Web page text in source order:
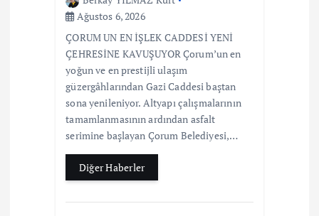
Ağustos 6, 2026
ÇORUM UN EN İŞLEK CADDESİ YENİ
ÇEHRESİNE KAVUŞUYOR Çorum’un en
yoğun ve en prestijli ulaşım
güzergâhlarından Gazi Caddesi baştan
sona yenileniyor. Altyapı çalışmalarının
tamamlanmasının ardından asfalt
serimine başlayan Çorum Belediyesi,…
Diğer Haberler